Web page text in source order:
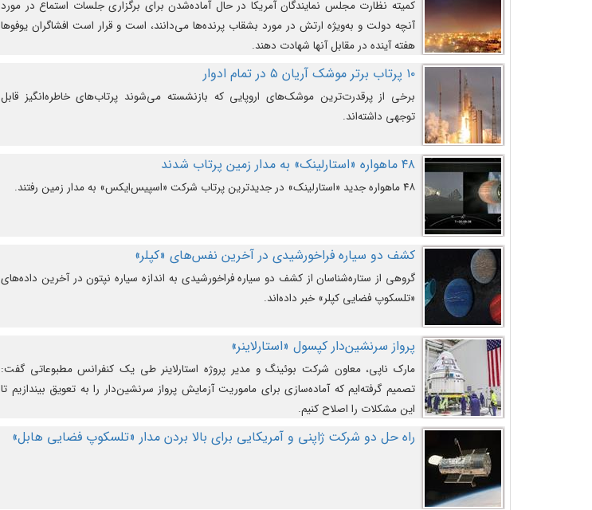
کمیته نظارت مجلس نمایندگان آمریکا در حال آماده‌شدن برای برگزاری جلسات استماع در مورد
آنچه دولت و به‌ویژه ارتش در مورد بشقاب پرنده‌ها می‌دانند، است و قرار است افشاگران یوفوها
هفته آینده در مقابل آنها شهادت دهند.
۱۰ پرتاب برتر موشک آریان ۵ در تمام ادوار
برخی از پرقدرت‌ترین موشک‌های اروپایی که بازنشسته می‌شوند پرتاب‌های خاطره‌انگیز قابل
توجهی داشته‌اند.
۴۸ ماهواره «استارلینک» به مدار زمین پرتاب شدند
۴۸ ماهواره جدید «استارلینک» در جدیدترین پرتاب شرکت «اسپیس‌ایکس» به مدار زمین رفتند.
کشف دو سیاره فراخورشیدی در آخرین نفس‌های «کپلر»
گروهی از ستاره‌شناسان از کشف دو سیاره فراخورشیدی به اندازه سیاره نپتون در آخرین داده‌های
«تلسکوپ فضایی کپلر» خبر داده‌اند.
پرواز سرنشین‌دار کپسول «استارلاینر»
مارک ناپی، معاون شرکت بوئینگ و مدیر پروژه استارلاینر طی یک کنفرانس مطبوعاتی گفت:
تصمیم گرفته‌ایم که آماده‌سازی برای ماموریت آزمایش پرواز سرنشین‌دار را به تعویق بیندازیم تا
این مشکلات را اصلاح کنیم.
راه حل دو شرکت ژاپنی و آمریکایی برای بالا بردن مدار «تلسکوپ فضایی هابل»